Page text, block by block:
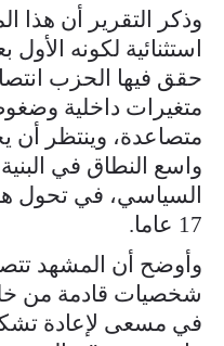
وذكر التقرير أن هذا
استثنائية لكونه الأول
حقق فيها الحزب
متغيرات داخلية
متصاعدة، وينتظر أن
واسع النطاق في البنية
السياسي، في تحول
17 عاما.
وأوضح أن المشهد
شخصيات قادمة من
في مسعى لإعادة